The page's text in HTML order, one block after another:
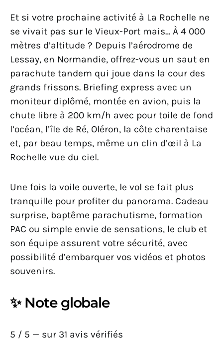
Et si votre prochaine activité à La Rochelle ne
se vivait pas sur le Vieux-Port mais… À 4 000
mètres d’altitude ? Depuis l’aérodrome de
Lessay, en Normandie, offrez-vous un saut en
parachute tandem qui joue dans la cour des
grands frissons. Briefing express avec un
moniteur diplômé, montée en avion, puis la
chute libre à 200 km/h avec pour toile de fond
l’océan, l’île de Ré, Oléron, la côte charentaise
et, par beau temps, même un clin d’œil à La
Rochelle vue du ciel.
Une fois la voile ouverte, le vol se fait plus
tranquille pour profiter du panorama. Cadeau
surprise, baptême parachutisme, formation
PAC ou simple envie de sensations, le club et
son équipe assurent votre sécurité, avec
possibilité d’embarquer vos vidéos et photos
souvenirs.
✨ Note globale
5 / 5 — sur 31 avis vérifiés